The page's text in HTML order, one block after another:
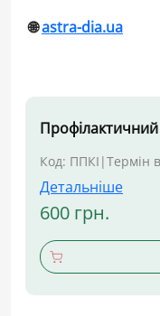
🌐astra-dia.ua
Код: ППКІ |Термін
Детальніше
600 грн.